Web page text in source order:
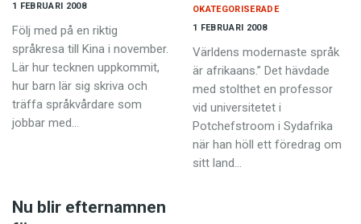
1 FEBRUARI 2008
Följ med på en riktig
språkresa till Kina i november.
Lär hur tecknen uppkommit,
hur barn lär sig skriva och
träffa språkvårdare som
jobbar med…
1 FEBRUARI 2008
OKATEGORISERADE
Världens modernaste språk
är afrikaans.” Det hävdade
med stolthet en professor
vid universitetet i
Potchefstroom i Sydafrika
när han höll ett föredrag om
sitt land…
Nu blir efternamnen